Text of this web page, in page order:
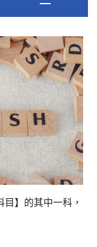
目】的其中一科，